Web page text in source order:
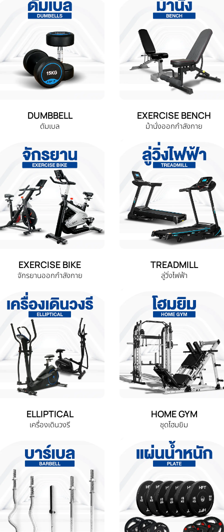
DUMBBELL
ดัมเบล
EXERCISE BENCH
ม้านั่งออกกำลังกาย
EXERCISE BIKE
จักรยานออกกำลังกาย
TREADMILL
ลู่วิ่งไฟฟ้า
ELLIPTICAL
เครื่องเดินวงรี
HOME GYM
ชุดโฮมยิม